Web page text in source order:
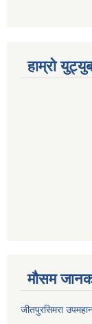
हाम्रो
मौसम
जीतपुरसिमरा